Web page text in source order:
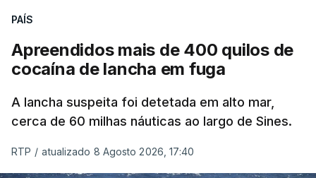
PAÍS
Apreendidos mais de 400 quilos de
cocaína de lancha em fuga
A lancha suspeita foi detetada em alto mar,
cerca de 60 milhas náuticas ao largo de Sines.
RTP / atualizado 8 Agosto 2026, 17:40